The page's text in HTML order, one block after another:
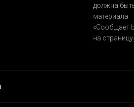
должна
материала
«Сообщает
на